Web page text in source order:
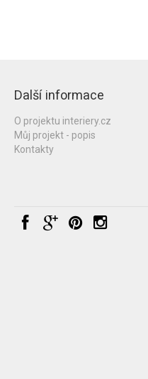
Další informace
O projektu interiery.cz
Můj projekt - popis
Kontakty